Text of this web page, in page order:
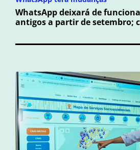
WhatsApp deixará de
antigos a partir de setembro;